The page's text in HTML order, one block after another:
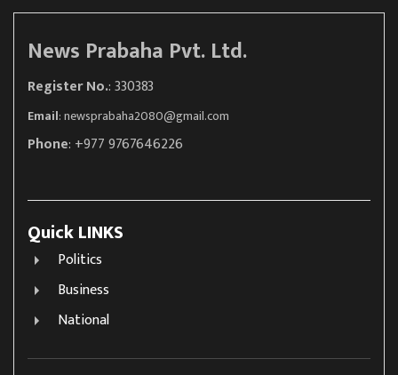
News Prabaha Pvt. Ltd.
Register No.: 330383
Email:newsprabaha2080@gmail.com
Phone: +977 9767646226
Quick LINKS
Politics
Business
National